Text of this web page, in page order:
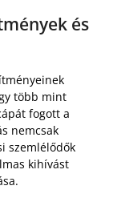
és
több mint
fogott a
nemcsak
szemlélődők
kihívást